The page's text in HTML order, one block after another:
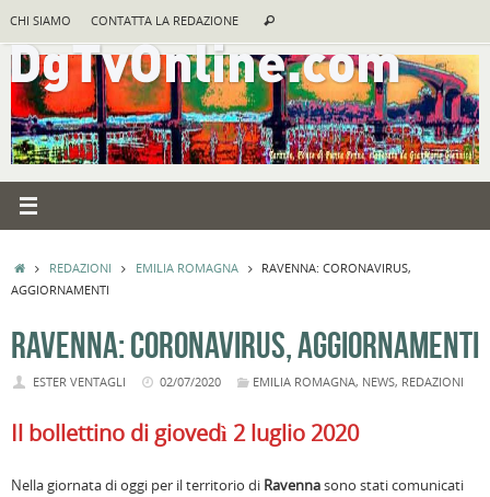
contenuto
CHI SIAMO CONTATTA LA REDAZIONE Cerca
HOMEREDAZIONI EMILIA ROMAGNA
RAVENNA: CORONAVIRUS,
AGGIORNAMENTI
RAVENNA: CORONAVIRUS, AGGIORNAMENTI
ESTER VENTAGLI 02/07/2020 EMILIA ROMAGNA, NEWS, REDAZIONI
Il bollettino di giovedì 2 luglio 2020
Nella giornata di oggi per il territorio di Ravennasono stati comunicati